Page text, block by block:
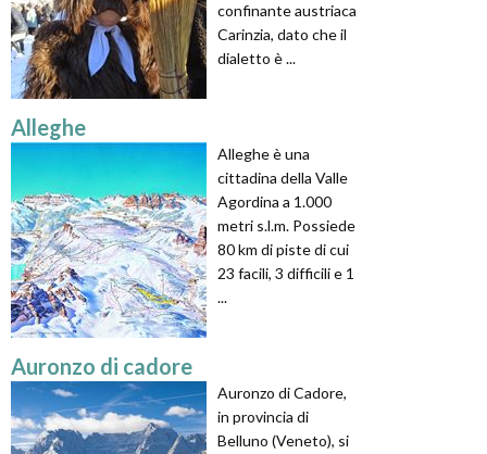
confinante austriaca
Carinzia, dato che il
dialetto è ...
Alleghe
Alleghe è una
cittadina della Valle
Agordina a 1.000
metri s.l.m. Possiede
80 km di piste di cui
23 facili, 3 difficili e 1
...
Auronzo di cadore
Auronzo di Cadore,
in provincia di
Belluno (Veneto), si